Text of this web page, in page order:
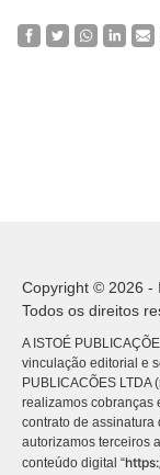
Copyright © 2026 -
Todos os direitos
A ISTOÉ
vinculação editorial e
PUBLICACÕES
realizamos cobranças
contrato de assinatura
autorizamos terceiros
conteúdo digital “